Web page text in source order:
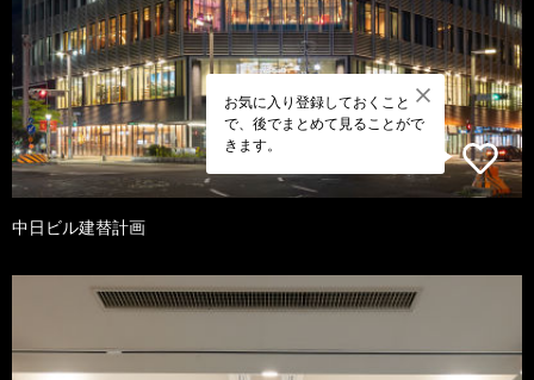
お気に入り登録しておくこと
で、後でまとめて見ることがで
きます。
中日ビル建替計画